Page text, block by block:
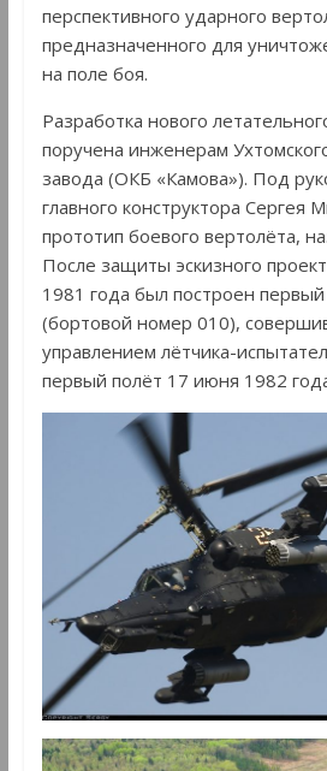
перспективного ударного
предназначенного для
на поле боя.
Разработка нового
поручена инженерам
завода (ОКБ «Камова»). Под
главного конструктора Сергея
прототип боевого вертолёта,
После защиты эскизного
1981 года был построен
(бортовой номер 010),
управлением лётчика-
первый полёт 17 июня 1982